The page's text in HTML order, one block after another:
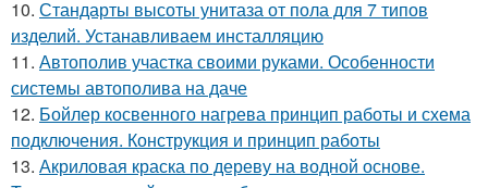
10. Стандарты высоты унитаза от пола для 7 типов
изделий. Устанавливаем инсталляцию
11. Автополив участка своими руками. Особенности
системы автополива на даче
12. Бойлер косвенного нагрева принцип работы и схема
подключения. Конструкция и принцип работы
13. Акриловая краска по дереву на водной основе.